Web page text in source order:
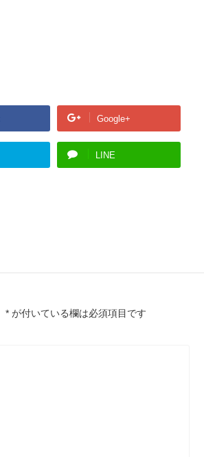
Google+
LINE
* が付いている欄は必須項目です